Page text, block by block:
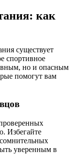
как
существует
спортивное
но и опасным
помогут вам
Избегайте
уверенным в